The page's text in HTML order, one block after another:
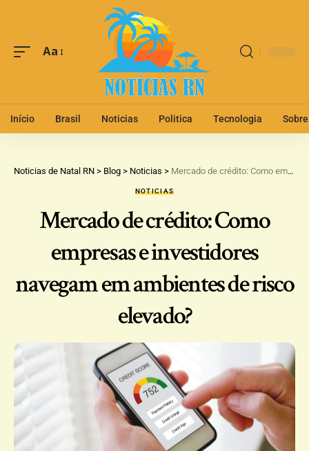
Aa
Início Brasil Noticias Politica Tecnologia
Noticias de Natal RN > Blog > Noticias > Mercado de crédito: Como empresas e investidores navegam em ambientes de risco elevado?
NOTICIAS
Mercado de crédito: Como
empresas e investidores
navegam em ambientes de risco
elevado?